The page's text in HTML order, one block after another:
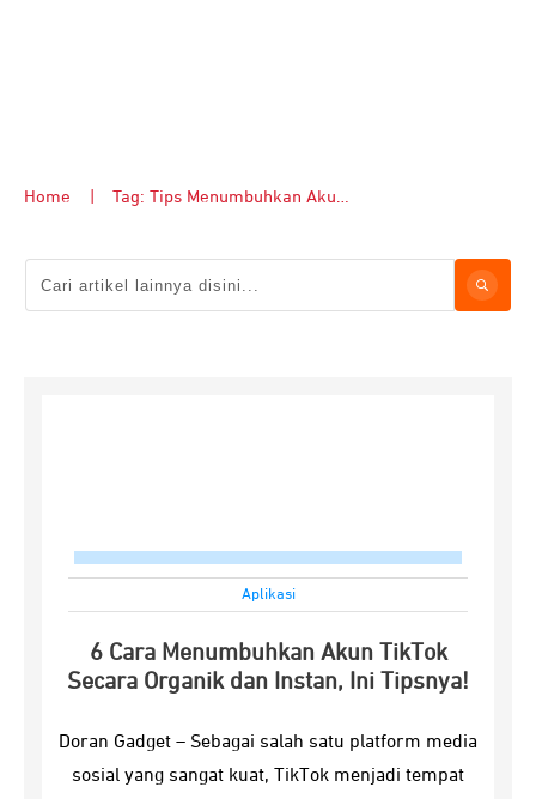
Home Tag: Tips Menumbuhkan Akun TikTok
Aplikasi
6 Cara Menumbuhkan Akun TikTok
Secara Organik dan Instan, Ini Tipsnya!
Doran Gadget – Sebagai salah satu platform media
sosial yang sangat kuat, TikTok menjadi tempat